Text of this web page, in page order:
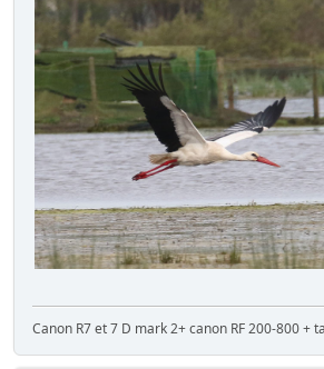
Canon R7 et 7 D mark 2+ canon RF 200-800 +